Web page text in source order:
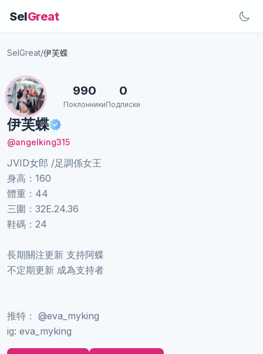
SelGreat
SelGreat/伊芙蝶
伊芙蝶
@angelking315
JVID女郎 /足調係女王
身高：160
體重：44
三圍：32E.24.36
鞋碼：24
長期關注更新 支持阿蝶
不定期更新 成為支持者
推特： @eva_myking
ig: eva_myking
990
Поклонники
0
Подписки